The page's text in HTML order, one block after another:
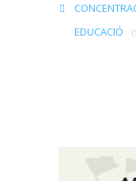
EDUCACIÓ